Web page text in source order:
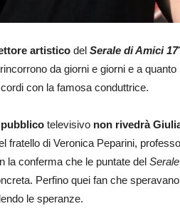
artistico del Serale di Amici 17
da giorni e giorni e a
con la famosa conduttrice.
televisivo non rivedrà
fratello di Veronica Peparini,
la conferma che le puntate del Serale
Perfino quei fan che
le speranze.